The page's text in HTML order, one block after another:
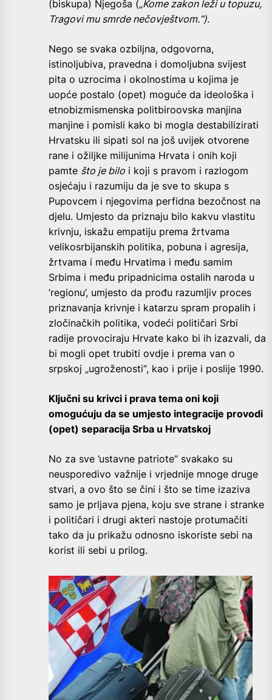
(biskupa) Njegoša („Kome zakon leži u topuzu,
Tragovi mu smrde nečovještvom.“).
Nego se svaka ozbiljna, odgovorna,
istinoljubiva, pravedna i domoljubna svijest
pita o uzrocima i okolnostima u kojima je
uopće postalo (opet) moguće da ideološka i
etnobizmismenska politbiroovska manjina
manjine i pomisli kako bi mogla destabilizirati
Hrvatsku ili sipati sol na još uvijek otvorene
rane i ožiljke milijunima Hrvata i onih koji
pamte što je bilo i koji s pravom i razlogom
osjećaju i razumiju da je sve to skupa s
Pupovcem i njegovima perfidna bezočnost na
djelu. Umjesto da priznaju bilo kakvu vlastitu
krivnju, iskažu empatiju prema žrtvama
velikosrbijanskih politika, pobuna i agresija,
žrtvama i među Hrvatima i među samim
Srbima i među pripadnicima ostalih naroda u
’regionu’, umjesto da prođu razumljiv proces
priznavanja krivnje i katarzu spram propalih i
zločinačkih politika, vodeći političari Srbi
radije provociraju Hrvate kako bi ih izazvali, da
bi mogli opet trubiti ovdje i prema van o
srpskoj „ugroženosti“, kao i prije i poslije 1990.
Ključni su krivci i prava tema oni koji
omogućuju da se umjesto integracije provodi
(opet) separacija Srba u Hrvatskoj
No za sve ’ustavne patriote“ svakako su
neusporedivo važnije i vrjednije mnoge druge
stvari, a ovo što se čini i što se time izaziva
samo je prljava pjena, koju sve strane i stranke
i političari i drugi akteri nastoje protumačiti
tako da ju prikažu odnosno iskoriste sebi na
korist ili sebi u prilog.